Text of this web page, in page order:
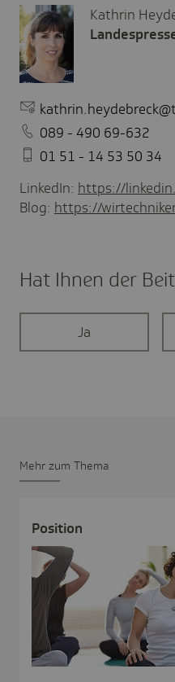
Kathrin
089 - 490 69-632
01 51 - 14 53 50 34
LinkedIn: https://
Blog: https://
Hat Ihnen der
Ja
Mehr zum Thema
Posi­tion